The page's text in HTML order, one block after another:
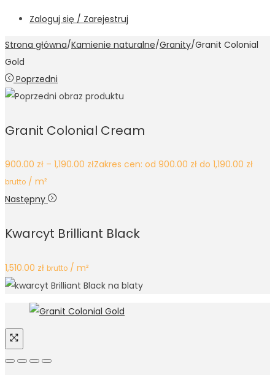
Zaloguj się / Zarejestruj
Strona główna/Kamienie naturalne/Granity/Granit Colonial
Gold
Poprzedni
Granit Colonial Cream
900.00 zł – 1,190.00 złZakres cen: od 900.00 zł do 1,190.00 zł
brutto / m²
Następny
Kwarcyt Brilliant Black
1,510.00 zł brutto / m²